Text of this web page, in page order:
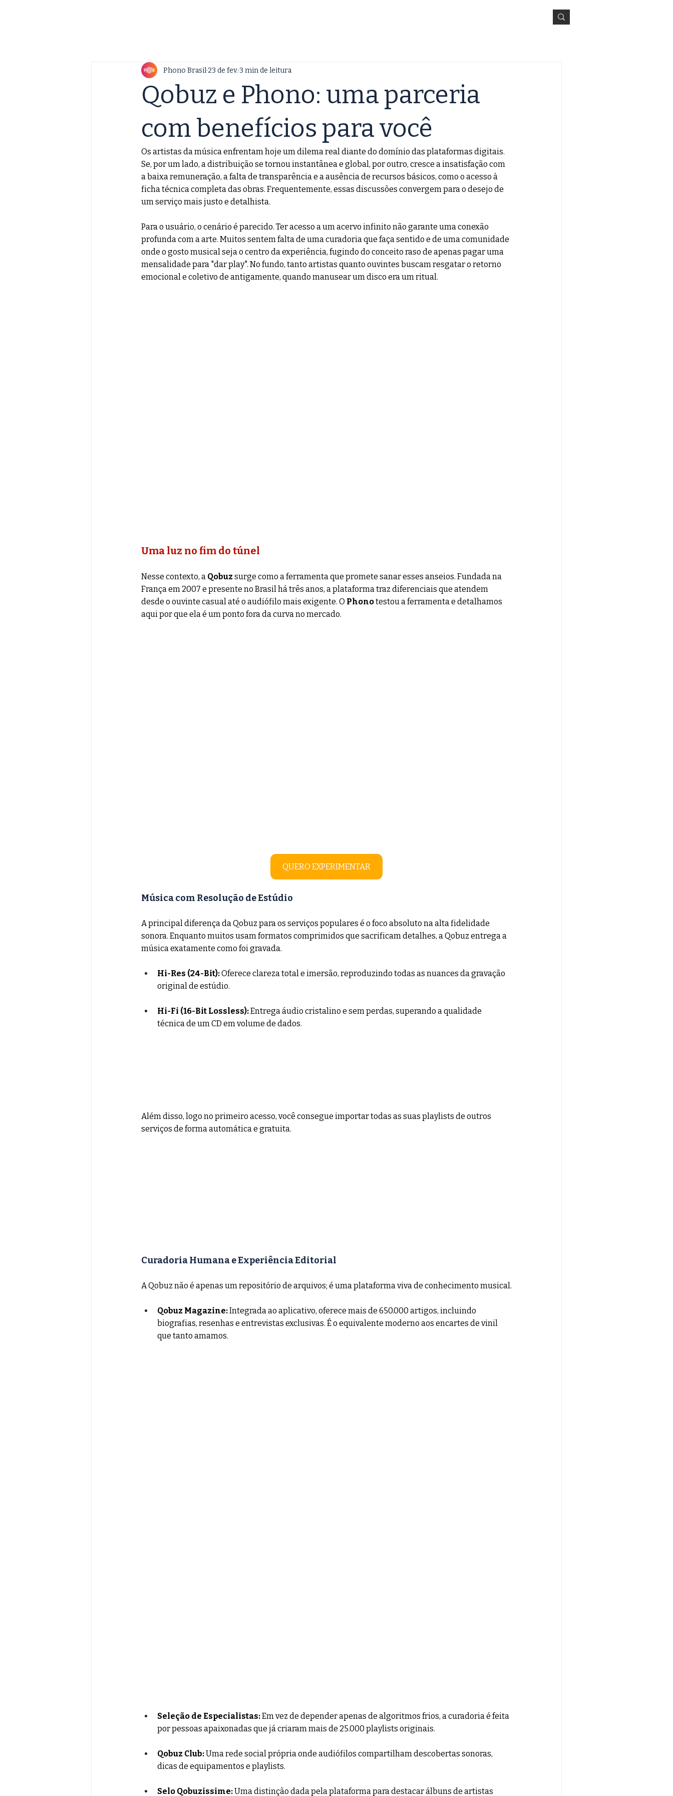
Qobuz e Phono: uma parceria
com benefícios para você
Phono Brasil 23 de fev. 3 min de leitura
Os artistas da música enfrentam hoje um dilema real diante do domínio das plataformas digitais.
Se, por um lado, a distribuição se tornou instantânea e global, por outro, cresce a insatisfação com
a baixa remuneração, a falta de transparência e a ausência de recursos básicos, como o acesso à
ficha técnica completa das obras. Frequentemente, essas discussões convergem para o desejo de
um serviço mais justo e detalhista.
Para o usuário, o cenário é parecido. Ter acesso a um acervo infinito não garante uma conexão
profunda com a arte. Muitos sentem falta de uma curadoria que faça sentido e de uma comunidade
onde o gosto musical seja o centro da experiência, fugindo do conceito raso de apenas pagar uma
mensalidade para "dar play". No fundo, tanto artistas quanto ouvintes buscam resgatar o retorno
emocional e coletivo de antigamente, quando manusear um disco era um ritual.
Uma luz no fim do túnel
Nesse contexto, a Qobuz surge como a ferramenta que promete sanar esses anseios. Fundada na
França em 2007 e presente no Brasil há três anos, a plataforma traz diferenciais que atendem
desde o ouvinte casual até o audiófilo mais exigente. O Phono testou a ferramenta e detalhamos
aqui por que ela é um ponto fora da curva no mercado.
QUERO EXPERIMENTAR
Música com Resolução de Estúdio
A principal diferença da Qobuz para os serviços populares é o foco absoluto na alta fidelidade
sonora. Enquanto muitos usam formatos comprimidos que sacrificam detalhes, a Qobuz entrega a
música exatamente como foi gravada.
Hi-Res (24-Bit): Oferece clareza total e imersão, reproduzindo todas as nuances da gravação
original de estúdio.
Hi-Fi (16-Bit Lossless): Entrega áudio cristalino e sem perdas, superando a qualidade
técnica de um CD em volume de dados.
Além disso, logo no primeiro acesso, você consegue importar todas as suas playlists de outros
serviços de forma automática e gratuita.
Curadoria Humana e Experiência Editorial
A Qobuz não é apenas um repositório de arquivos; é uma plataforma viva de conhecimento musical.
Qobuz Magazine: Integrada ao aplicativo, oferece mais de 650.000 artigos, incluindo
biografias, resenhas e entrevistas exclusivas. É o equivalente moderno aos encartes de vinil
que tanto amamos.
Seleção de Especialistas: Em vez de depender apenas de algoritmos frios, a curadoria é feita
por pessoas apaixonadas que já criaram mais de 25.000 playlists originais.
Qobuz Club: Uma rede social própria onde audiófilos compartilham descobertas sonoras,
dicas de equipamentos e playlists.
Selo Qobuzissime: Uma distinção dada pela plataforma para destacar álbuns de artistas